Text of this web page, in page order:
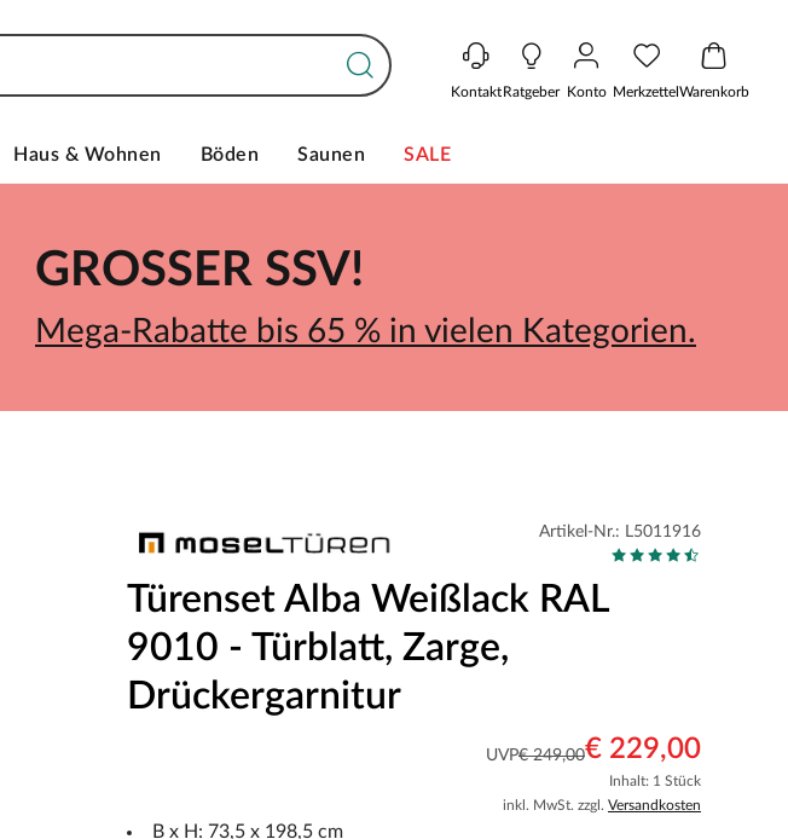
KontaktRatgeber Konto MerkzettelWarenkorb
Haus & Wohnen Böden Saunen SALE
GROSSER SSV!
Mega-Rabatte bis 65 % in vielen Kategorien.
Artikel-Nr.: L5011916
Türenset Alba Weißlack RAL
9010 - Türblatt, Zarge,
Drückergarnitur
UVP€ 249,00€ 229,00
Inhalt: 1 Stück
inkl. MwSt. zzgl. Versandkosten
B x H: 73,5 x 198,5 cm